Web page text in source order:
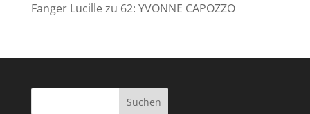
Fanger Lucillezu 62: YVONNE CAPOZZO